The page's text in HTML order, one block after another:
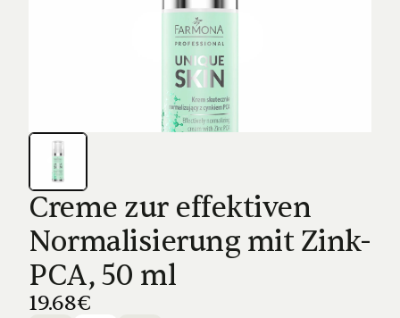
Desinfektion
Ästhetik
Luxmer
FAQs
Orders & Returns
Creme zur effektiven
Normalisierung mit Zink-
PCA, 50 ml
19.68€